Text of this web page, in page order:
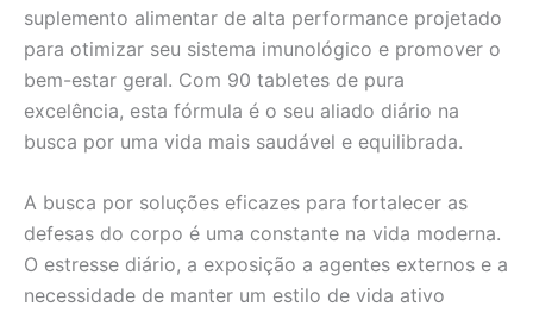
suplemento alimentar de alta performance projetado
para otimizar seu sistema imunológico e promover o
bem-estar geral. Com 90 tabletes de pura
excelência, esta fórmula é o seu aliado diário na
busca por uma vida mais saudável e equilibrada.
A busca por soluções eficazes para fortalecer as
defesas do corpo é uma constante na vida moderna.
O estresse diário, a exposição a agentes externos e a
necessidade de manter um estilo de vida ativo